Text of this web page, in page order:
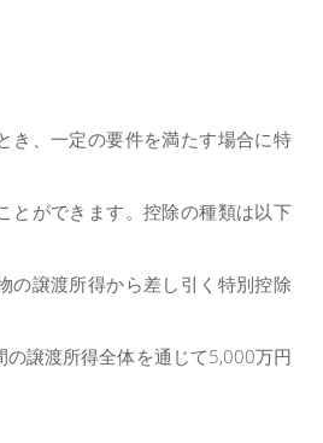
き、一定の要件を満たす場合に特
とができます。控除の種類は以下
の譲渡所得から差し引く特別控除
の譲渡所得全体を通じて5,000万円